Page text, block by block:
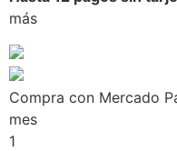
más
Compra con Mercado
mes
1